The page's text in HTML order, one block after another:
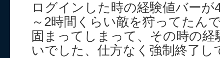
ログインした時の経験値バー
～2時間くらい敵を狩ってたん
固まってしまって、その時の
いでした、仕方なく強制終了し